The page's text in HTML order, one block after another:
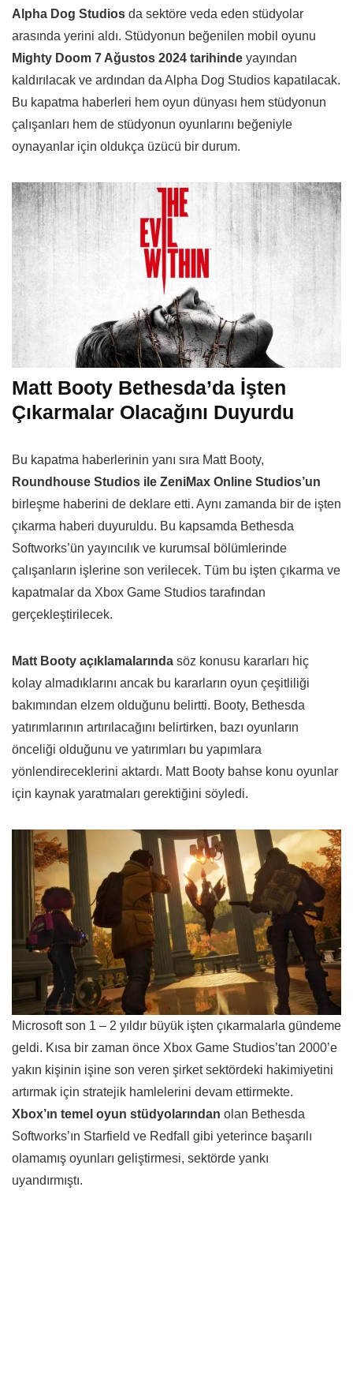
Alpha Dog Studios da sektöre veda eden stüdyolar
arasında yerini aldı. Stüdyonun beğenilen mobil oyunu
Mighty Doom 7 Ağustos 2024 tarihinde yayından
kaldırılacak ve ardından da Alpha Dog Studios kapatılacak.
Bu kapatma haberleri hem oyun dünyası hem stüdyonun
çalışanları hem de stüdyonun oyunlarını beğeniyle
oynayanlar için oldukça üzücü bir durum.
Matt Booty Bethesda’da İşten
Çıkarmalar Olacağını Duyurdu
Bu kapatma haberlerinin yanı sıra Matt Booty,
Roundhouse Studios ile ZeniMax Online Studios’un
birleşme haberini de deklare etti. Aynı zamanda bir de işten
çıkarma haberi duyuruldu. Bu kapsamda Bethesda
Softworks’ün yayıncılık ve kurumsal bölümlerinde
çalışanların işlerine son verilecek. Tüm bu işten çıkarma ve
kapatmalar da Xbox Game Studios tarafından
gerçekleştirilecek.
Matt Booty açıklamalarında söz konusu kararları hiç
kolay almadıklarını ancak bu kararların oyun çeşitliliği
bakımından elzem olduğunu belirtti. Booty, Bethesda
yatırımlarının artırılacağını belirtirken, bazı oyunların
önceliği olduğunu ve yatırımları bu yapımlara
yönlendireceklerini aktardı. Matt Booty bahse konu oyunlar
için kaynak yaratmaları gerektiğini söyledi.
Microsoft son 1 – 2 yıldır büyük işten çıkarmalarla gündeme
geldi. Kısa bir zaman önce Xbox Game Studios’tan 2000’e
yakın kişinin işine son veren şirket sektördeki hakimiyetini
artırmak için stratejik hamlelerini devam ettirmekte.
Xbox’ın temel oyun stüdyolarından olan Bethesda
Softworks’ın Starfield ve Redfall gibi yeterince başarılı
olamamış oyunları geliştirmesi, sektörde yankı
uyandırmıştı.